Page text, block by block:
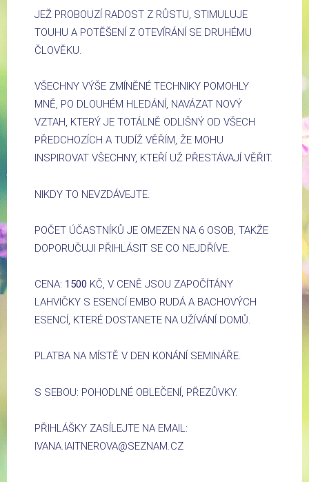
JEŽ PROBOUZÍ RADOST Z RŮSTU, STIMULUJE
TOUHU A POTĚŠENÍ Z OTEVÍRÁNÍ SE DRUHÉMU
ČLOVĚKU.
VŠECHNY VÝŠE ZMÍNĚNÉ TECHNIKY POMOHLY
MNĚ, PO DLOUHÉM HLEDÁNÍ, NAVÁZAT NOVÝ
VZTAH, KTERÝ JE TOTÁLNĚ ODLIŠNÝ OD VŠECH
PŘEDCHOZÍCH A TUDÍŽ VĚŘÍM, ŽE MOHU
INSPIROVAT VŠECHNY, KTEŘÍ UŽ PŘESTÁVAJÍ VĚŘIT.
NIKDY TO NEVZDÁVEJTE.
POČET ÚČASTNÍKŮ JE OMEZEN NA 6 OSOB, TAKŽE
DOPORUČUJI PŘIHLÁSIT SE CO NEJDŘÍVE.
CENA: 1500 KČ, V CENĚ JSOU ZAPOČÍTÁNY
LAHVIČKY S ESENCÍ EMBO RUDÁ A BACHOVÝCH
ESENCÍ, KTERÉ DOSTANETE NA UŽÍVÁNÍ DOMŮ.
PLATBA NA MÍSTĚ V DEN KONÁNÍ SEMINÁŘE.
S SEBOU: POHODLNÉ OBLEČENÍ, PŘEZŮVKY.
PŘIHLÁŠKY ZASÍLEJTE NA EMAIL:
IVANA.IAITNEROVA@SEZNAM.CZ